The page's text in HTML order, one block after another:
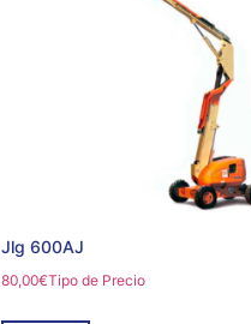
Jlg 600AJ
80,00€Tipo de Precio